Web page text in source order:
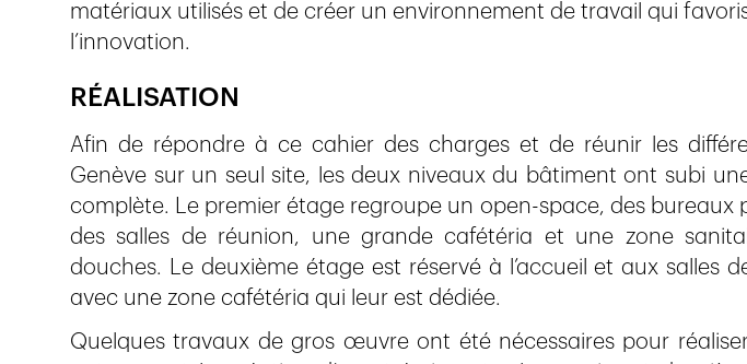
matériaux utilisés et de créer un environnement de travail qui
l’innovation.
RÉALISATION
Afin de répondre à ce cahier des charges et de réunir les
Genève sur un seul site, les deux niveaux du bâtiment ont subi
complète. Le premier étage regroupe un open-space, des bureaux
des salles de réunion, une grande cafétéria et une zone
douches. Le deuxième étage est réservé à l’accueil et aux salles
avec une zone cafétéria qui leur est dédiée.
Quelques travaux de gros œuvre ont été nécessaires pour